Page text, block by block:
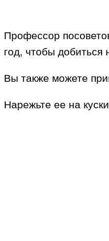
Профессор
год, чтобы добиться
Вы также можете
Нарежьте ее на